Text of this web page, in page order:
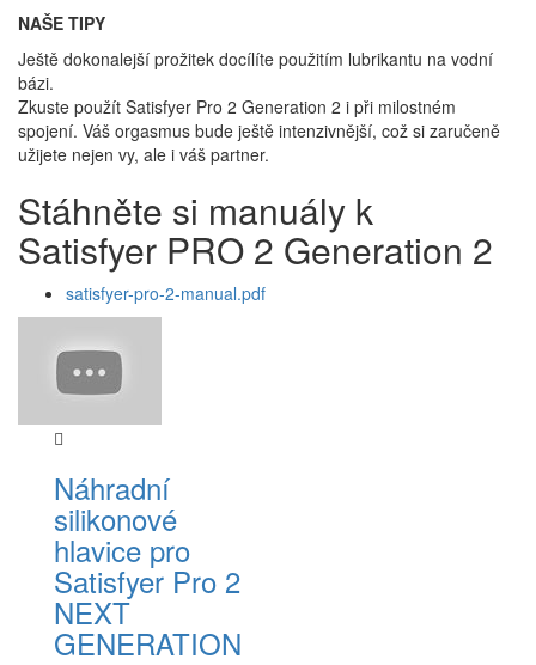
NAŠE TIPY
Ještě dokonalejší prožitek docílíte použitím lubrikantu na vodní
bázi.
Zkuste použít Satisfyer Pro 2 Generation 2 i při milostném
spojení. Váš orgasmus bude ještě intenzivnější, což si zaručeně
užijete nejen vy, ale i váš partner.
Stáhněte si manuály k
Satisfyer PRO 2 Generation 2
satisfyer-pro-2-manual.pdf
Náhradní
silikonové
hlavice pro
Satisfyer Pro 2
NEXT
GENERATION